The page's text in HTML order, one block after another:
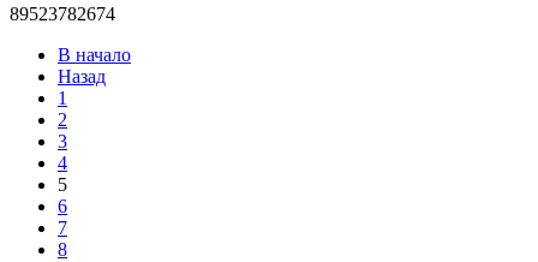
89523782674
В начало
Назад
1
2
3
4
5
6
7
8